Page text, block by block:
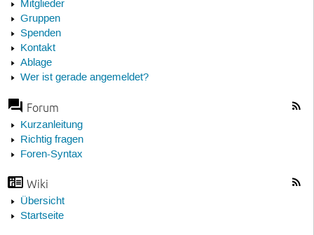
Mitglieder
Gruppen
Spenden
Kontakt
Ablage
Wer ist gerade angemeldet?
Forum
Kurzanleitung
Richtig fragen
Foren-Syntax
Wiki
Übersicht
Startseite